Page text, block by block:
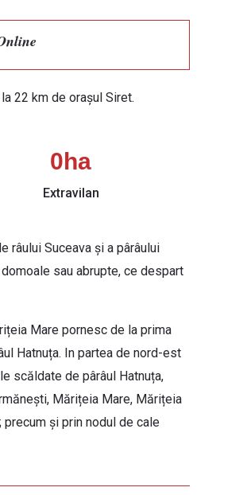
22 km de orașul Siret.
Extravilan
0 ha
Suceava și a pârâului
sau abrupte, ce despart
Mare pornesc de la prima
Hatnuța. In partea de nord-est
scăldate de pârâul Hatnuța,
Mărițeia Mare, Mărițeia
și prin nodul de cale